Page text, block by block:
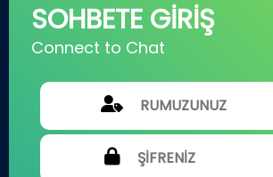
SOHBETE GİRİŞ
Connect to Chat